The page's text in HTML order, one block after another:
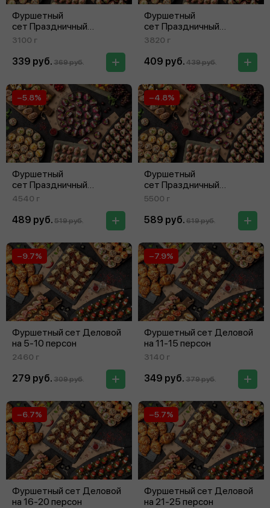
Фуршетный
сет Праздничный
на 11‑15 персон
3100 г
339 руб. 369 руб.
Фуршетный
сет Праздничный
на 16‑20 персон
3820 г
409 руб. 439 руб.
Фуршетный
сет Праздничный
на 21‑25 персон
−5.8%
4540 г
489 руб. 519 руб.
Фуршетный
сет Праздничный
на 26‑30 персон
−4.8%
5500 г
589 руб. 619 руб.
Фуршетный сет Деловой
на 5‑10 персон
−9.7%
2460 г
279 руб. 309 руб.
Фуршетный сет Деловой
на 11‑15 персон
−7.9%
3140 г
349 руб. 379 руб.
Фуршетный сет Деловой
на 16‑20 персон
−6.7%
Фуршетный сет Деловой
на 21‑25 персон
−5.7%